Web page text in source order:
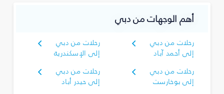
أهم الوجهات من دبي
رحلات من دبي
إلى أحمد آباد
رحلات من دبي
إلى الإسكندرية
رحلات من دبي
إلى بوخارست
رحلات من دبي
إلى حيدر أباد